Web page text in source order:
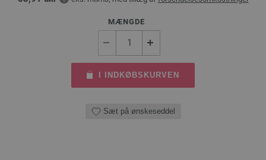
MÆNGDE
I INDKØBSKURVEN
Sæt på ønskeseddel